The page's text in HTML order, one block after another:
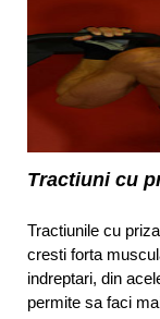
Tractiuni cu
Tractiunile cu
cresti forta
indreptari, din
permite sa faci